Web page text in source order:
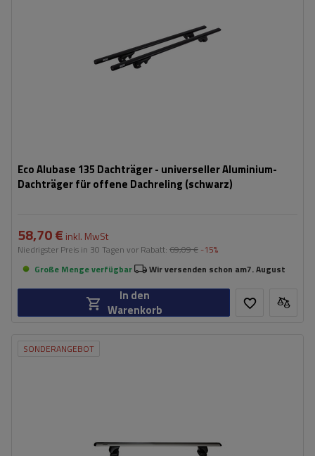
Eco Alubase 135 Dachträger - universeller Aluminium-
Dachträger für offene Dachreling (schwarz)
58,70 € inkl. MwSt
Niedrigster Preis in 30 Tagen vor Rabatt: 69,09 € -15%
Große Menge verfügbar
Wir versenden schon am7. August
In den
Warenkorb
SONDERANGEBOT